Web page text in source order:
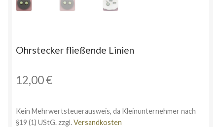
Ohrstecker fließende Linien
12,00€
Kein Mehrwertsteuerausweis, da Kleinunternehmer nach
§19 (1) UStG. zzgl.Versandkosten